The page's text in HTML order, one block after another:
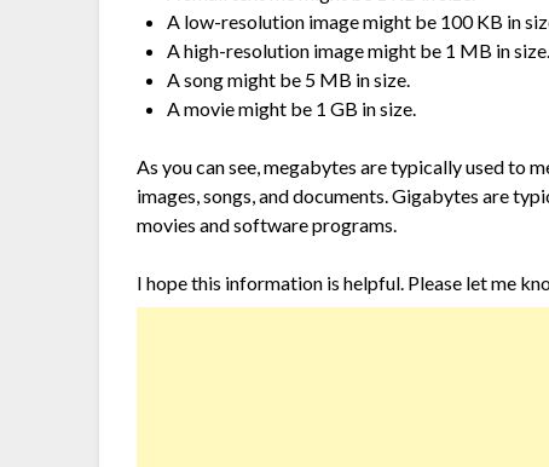
A low-resolution image might be 100 KB in
A high-resolution image might be 1 MB in size.
A song might be 5 MB in size.
A movie might be 1 GB in size.
As you can see, megabytes are typically used to
images, songs, and documents. Gigabytes are
movies and software programs.
I hope this information is helpful. Please let me